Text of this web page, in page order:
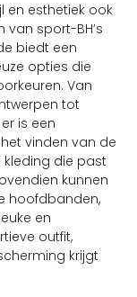
en esthetiek ook
van sport-BH’s
biedt een
opties die
Van
tot
is een
vinden van de
die past
kunnen
hoofdbanden,
en
outfit,
krijgt